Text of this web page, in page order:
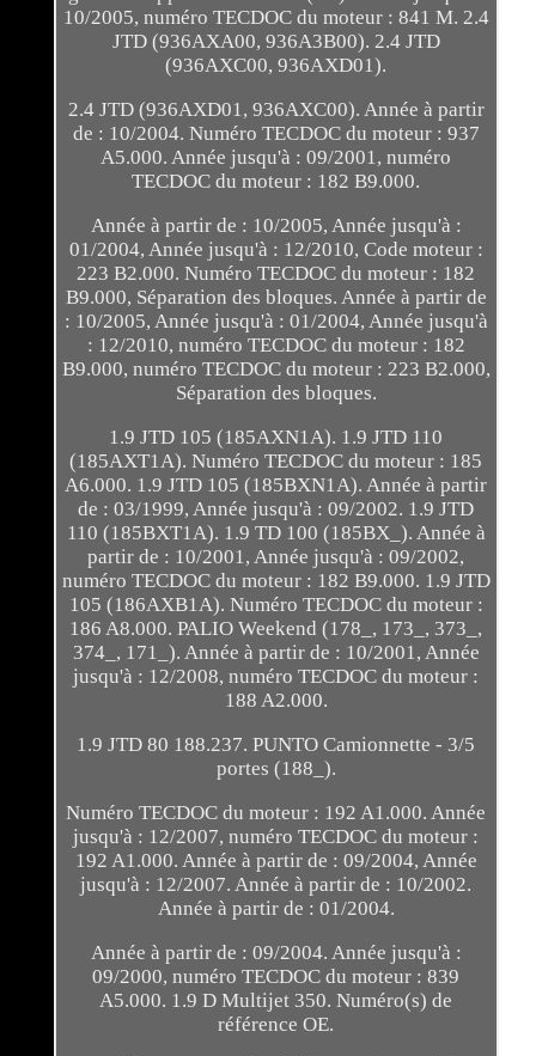
10/2005, numéro TECDOC du moteur : 841 M. 2.4
JTD (936AXA00, 936A3B00). 2.4 JTD
(936AXC00, 936AXD01).
2.4 JTD (936AXD01, 936AXC00). Année à partir
de : 10/2004. Numéro TECDOC du moteur : 937
A5.000. Année jusqu'à : 09/2001, numéro
TECDOC du moteur : 182 B9.000.
Année à partir de : 10/2005, Année jusqu'à :
01/2004, Année jusqu'à : 12/2010, Code moteur :
223 B2.000. Numéro TECDOC du moteur : 182
B9.000, Séparation des bloques. Année à partir de
: 10/2005, Année jusqu'à : 01/2004, Année jusqu'à
: 12/2010, numéro TECDOC du moteur : 182
B9.000, numéro TECDOC du moteur : 223 B2.000,
Séparation des bloques.
1.9 JTD 105 (185AXN1A). 1.9 JTD 110
(185AXT1A). Numéro TECDOC du moteur : 185
A6.000. 1.9 JTD 105 (185BXN1A). Année à partir
de : 03/1999, Année jusqu'à : 09/2002. 1.9 JTD
110 (185BXT1A). 1.9 TD 100 (185BX_). Année à
partir de : 10/2001, Année jusqu'à : 09/2002,
numéro TECDOC du moteur : 182 B9.000. 1.9 JTD
105 (186AXB1A). Numéro TECDOC du moteur :
186 A8.000. PALIO Weekend (178_, 173_, 373_,
374_, 171_). Année à partir de : 10/2001, Année
jusqu'à : 12/2008, numéro TECDOC du moteur :
188 A2.000.
1.9 JTD 80 188.237. PUNTO Camionnette - 3/5
portes (188_).
Numéro TECDOC du moteur : 192 A1.000. Année
jusqu'à : 12/2007, numéro TECDOC du moteur :
192 A1.000. Année à partir de : 09/2004, Année
jusqu'à : 12/2007. Année à partir de : 10/2002.
Année à partir de : 01/2004.
Année à partir de : 09/2004. Année jusqu'à :
09/2000, numéro TECDOC du moteur : 839
A5.000. 1.9 D Multijet 350. Numéro(s) de
référence OE.